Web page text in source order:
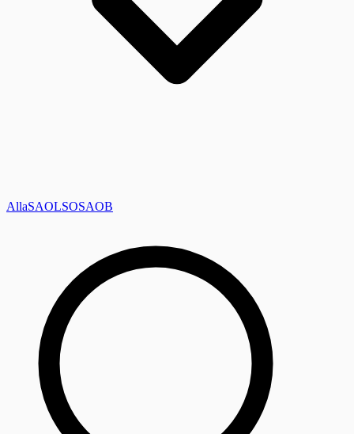
AllaSAOLSOSAOB